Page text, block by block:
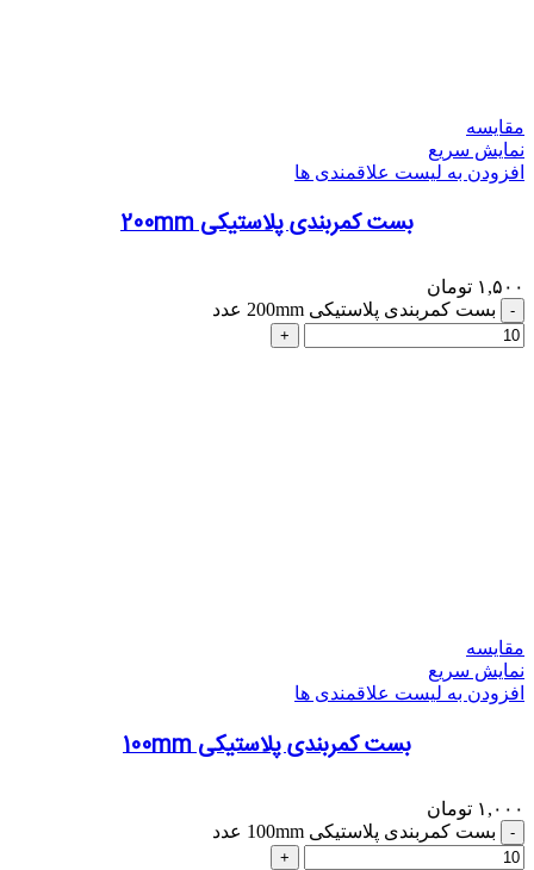
مقایسه
نمایش سریع
افزودن به لیست علاقمندی ها
بست کمربندی پلاستیکی 200mm
۱,۵۰۰ تومان
بست کمربندی پلاستیکی 200mm عدد
مقایسه
نمایش سریع
افزودن به لیست علاقمندی ها
بست کمربندی پلاستیکی 100mm
۱,۰۰۰ تومان
بست کمربندی پلاستیکی 100mm عدد